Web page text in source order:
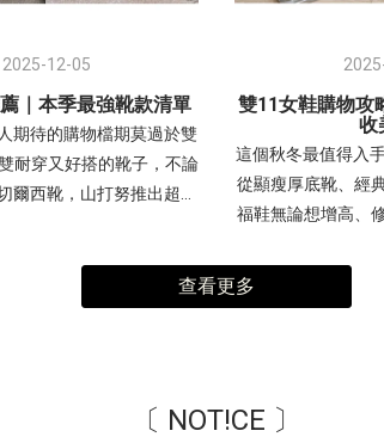
2025-12-05
｜本季最強靴款清單
期待的購物檔期莫過於雙
耐穿又好搭的靴子，不論
爾西靴，山打努推出超值
能錯過這篇~ - 短靴推薦從
穿，適合上班族、學生、
例，這款短靴融合了多種
冬穿搭不可或缺的單品，
雙11女鞋購物攻
收
這個秋冬最值得入
從顯瘦厚底靴、經
福鞋無論想增高、
腿瘦瘦靴透過「彈
底」兩大設計，達
搭、舒適，並能輕
查看更多
〔 NOT!CE 〕